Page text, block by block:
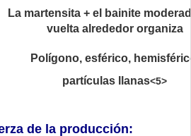
La martensita + el bainite
vuelta alrededor organiza
Polígono, esférico,
partículas llanas<5>
de la producción: